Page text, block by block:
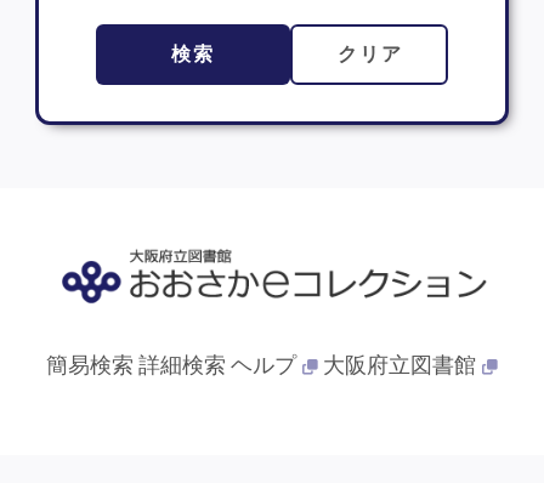
検索 クリア
簡易検索 詳細検索 ヘルプ 大阪府立図書館